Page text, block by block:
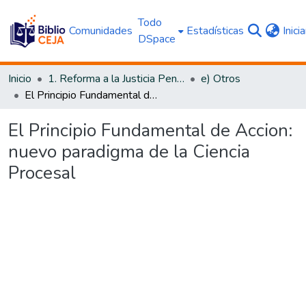
Comunidades
Todo
DSpace
Estadísticas
Inicio 1. Reforma a la Justicia Penal
e) Otros
El Principio Fundamental de Accion: nuevo paradigma de la Ciencia Procesal
El Principio Fundamental de Accion:
nuevo paradigma de la Ciencia
Procesal